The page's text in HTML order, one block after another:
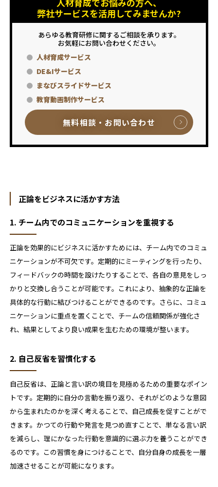
人材育成でお悩みの方へ、
弊社サービスを活用してみませんか?
あらゆる教育研修に関するご相談を承ります。
お気軽にお問い合わせください。
人材育成サービス
DE&Iサービス
まなびスライドサービス
教育動画制作サービス
無料相談・お問い合わせ
正論をビジネスに活かす方法
1. チーム内でのコミュニケーションを重視する
正論を効果的にビジネスに活かすためには、チーム内でのコミュ
ニケーションが不可欠です。 定期的にミーティングを行ったり、
フィードバックの時間を設けたりすることで、各自の意見をしっ
かりと交換し合うことが可能です。これにより、抽象的な正論を
具体的な行動に結びつけることができるのです。さらに、コミュ
ニケーションに重点を置くことで、チームの信頼関係が強化さ
れ、結果としてより良い成果を生むための環境が整います。
2. 自己反省を習慣化する
自己反省は、正論と言い訳の境目を見極めるための重要なポイン
トです。 定期的に自分の言動を振り返り、それがどのような意図
から生まれたのかを深く考えることで、自己成長を促すことがで
きます。かつての行動や発言を見つめ直すことで、単なる言い訳
を減らし、理にかなった行動を意識的に選ぶ力を養うことができ
るのです。この習慣を身につけることで、自分自身の成長を一層
加速させることが可能になります。